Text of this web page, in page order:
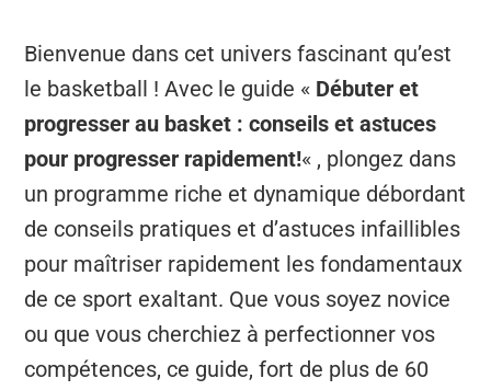
Bienvenue dans cet univers fascinant qu’est
le basketball ! Avec le guide « Débuter et
progresser au basket : conseils et astuces
pour progresser rapidement!« , plongez dans
un programme riche et dynamique débordant
de conseils pratiques et d’astuces infaillibles
pour maîtriser rapidement les fondamentaux
de ce sport exaltant. Que vous soyez novice
ou que vous cherchiez à perfectionner vos
compétences, ce guide, fort de plus de 60